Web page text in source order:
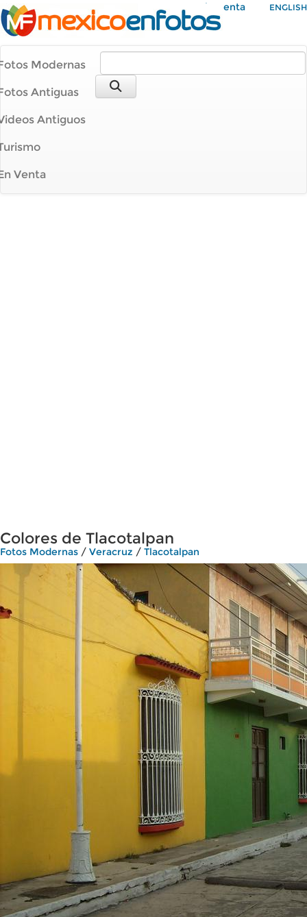
Mi Cuenta ENGLISH
Modernas
Antiguas
Antiguos
Venta
Colores de Tlacotalpan
Fotos Modernas / Veracruz / Tlacotalpan